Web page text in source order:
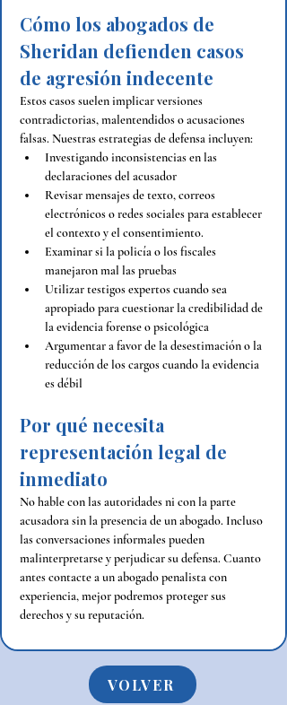
Cómo los abogados de
Sheridan defienden casos
de agresión indecente
Estos casos suelen implicar versiones
contradictorias, malentendidos o acusaciones
falsas. Nuestras estrategias de defensa incluyen:
Investigando inconsistencias en las
declaraciones del acusador
Revisar mensajes de texto, correos
electrónicos o redes sociales para establecer
el contexto y el consentimiento.
Examinar si la policía o los fiscales
manejaron mal las pruebas
Utilizar testigos expertos cuando sea
apropiado para cuestionar la credibilidad de
la evidencia forense o psicológica
Argumentar a favor de la desestimación o la
reducción de los cargos cuando la evidencia
es débil
Por qué necesita
representación legal de
inmediato
No hable con las autoridades ni con la parte
acusadora sin la presencia de un abogado. Incluso
las conversaciones informales pueden
malinterpretarse y perjudicar su defensa. Cuanto
antes contacte a un abogado penalista con
experiencia, mejor podremos proteger sus
derechos y su reputación.
VOLVER